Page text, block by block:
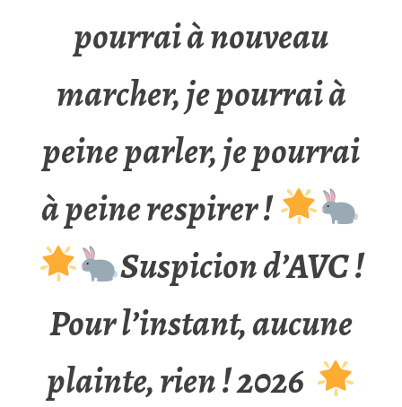
pourrai à nouveau
marcher, je pourrai à
peine parler, je pourrai
à peine respirer !
Suspicion d’AVC !
Pour l’instant, aucune
plainte, rien ! 2026